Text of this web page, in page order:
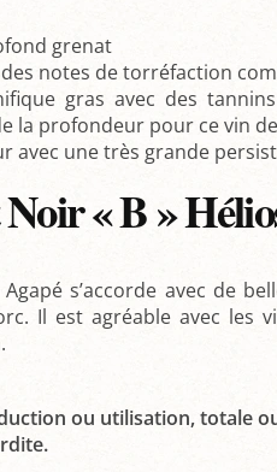
grenat
notes de torréfaction
gras avec des
la profondeur pour ce vin
avec une très grande
« B »
s’accorde avec de
Il est agréable avec les
ou utilisation, totale